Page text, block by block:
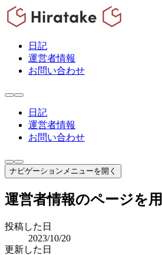
日記
運営者情報
お問い合わせ
日記
運営者情報
お問い合わせ
ナビゲーションメニューを開く
運営者情報のページを
投稿した日
2023/10/20
更新した日